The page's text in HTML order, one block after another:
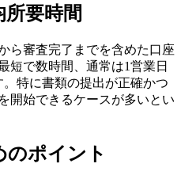
要時間
ら審査完了までを含めた口座
短で数時間、通常は1営業日
特に書類の提出が正確かつ
開始できるケースが多いとい
のポイント